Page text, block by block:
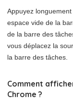
Appuyez
espace vide de la
de la barre des
vous déplacez la
la barre des tâches.
Comment
Chrome ?